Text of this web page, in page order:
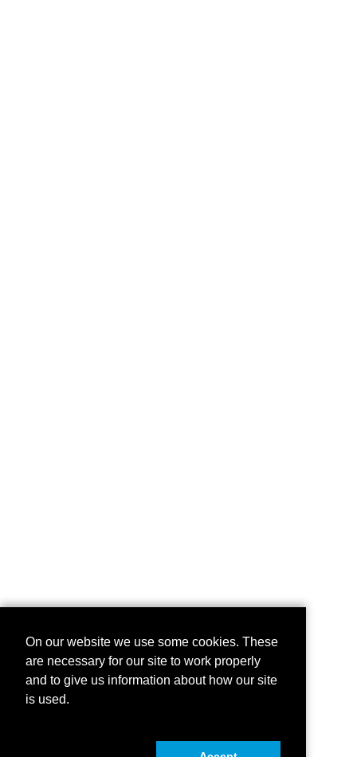
On our website we use some cookies. These
are necessary for our site to work properly
and to give us information about how our site
is used.